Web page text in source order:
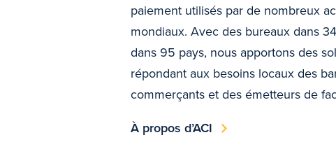
paiement utilisés par de nombreux
mondiaux. Avec des bureaux dans
dans 95 pays, nous apportons des
répondant aux besoins locaux des
commerçants et des émetteurs de
À propos d’ACI